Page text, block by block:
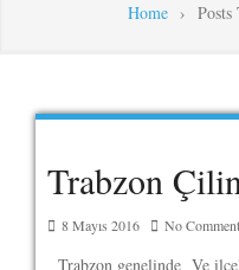
Home›
Trabzon
8 Mayıs 2016 No
Trabzon genelinde Ve